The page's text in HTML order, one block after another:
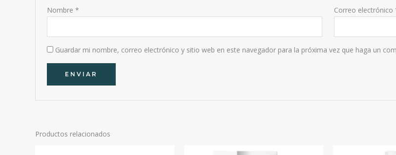
Nombre* Correo electrónico
Guardar mi nombre, correo electrónico y sitio web en este navegador para la próxima vez que haga un
Productos relacionados